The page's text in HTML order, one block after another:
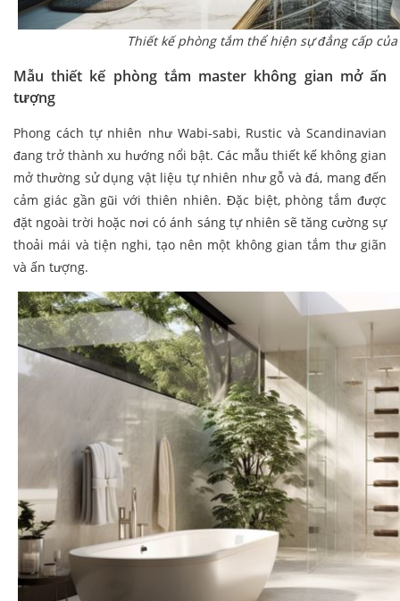
Thiết kế phòng tắm thể hiện sự đẳng cấp
Mẫu thiết kế phòng tắm master không gian mở ấn
tượng
Phong cách tự nhiên như Wabi-sabi, Rustic và Scandinavian
đang trở thành xu hướng nổi bật. Các mẫu thiết kế không gian
mở thường sử dụng vật liệu tự nhiên như gỗ và đá, mang đến
cảm giác gần gũi với thiên nhiên. Đặc biệt, phòng tắm được
đặt ngoài trời hoặc nơi có ánh sáng tự nhiên sẽ tăng cường sự
thoải mái và tiện nghi, tạo nên một không gian tắm thư giãn
và ấn tượng.